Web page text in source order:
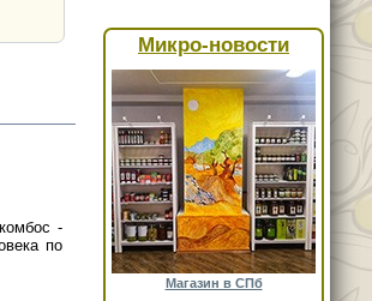
-
по
Микро-новости
Магазин в СПб